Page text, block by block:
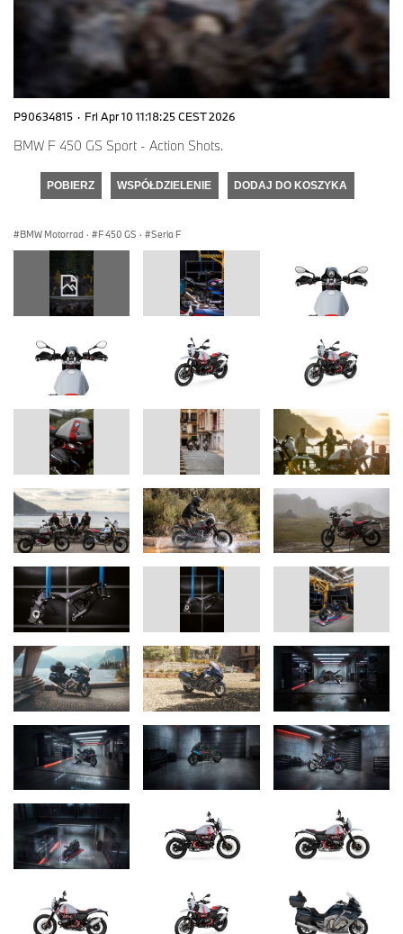
P90634815 · Fri Apr 10 11:18:25 CEST 2026
BMW F 450 GS Sport - Action Shots.
POBIERZ WSPÓŁDZIELENIE DODAJ DO KOSZYKA
BMW Motorrad · F 450 GS · Seria F